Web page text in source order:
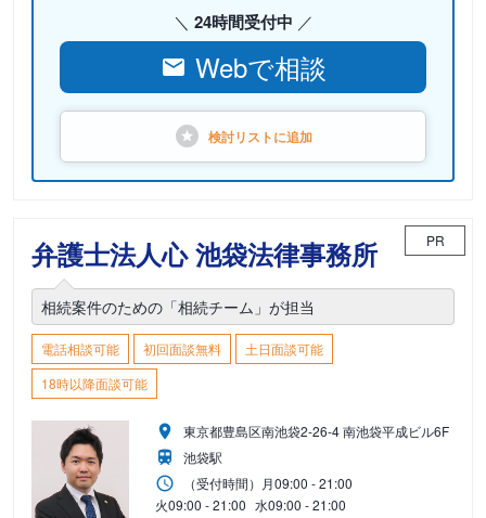
24時間受付中
Webで相談
検討リストに追加
弁護士法人心 池袋法律事務所 PR
相続案件のための「相続チーム」が担当
電話相談可能 初回面談無料
土日面談可能
18時以降面談可能
東京都豊島区南池袋2-26-4 南池袋平成ビル6F
池袋駅
（受付時間） 月09:00 - 21:00
火09:00 - 21:00 水09:00 - 21:00